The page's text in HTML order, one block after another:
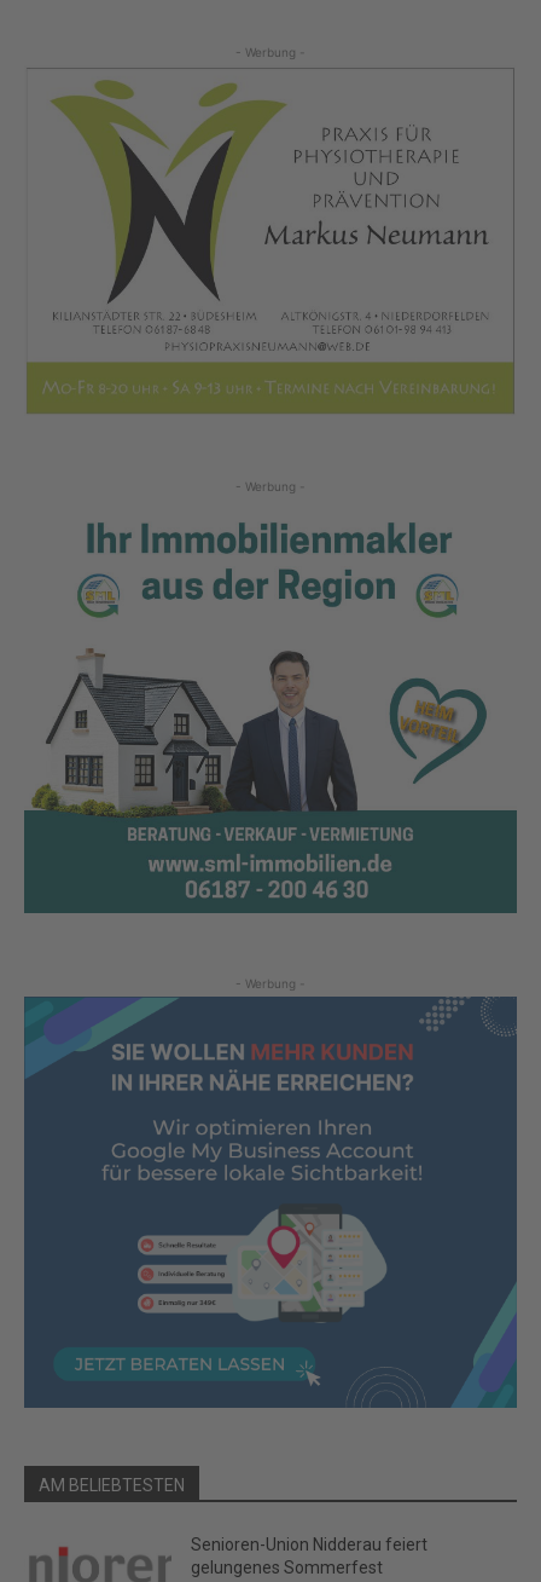
- Werbung -
- Werbung -
- Werbung -
AM BELIEBTESTEN
Senioren-Union Nidderau feiert
gelungenes Sommerfest